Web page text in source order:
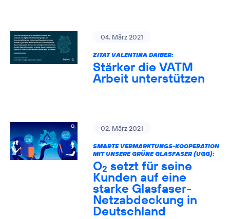
04. März 2021
ZITAT VALENTINA DAIBER:
Stärker die VATM
Arbeit unterstützen
02. März 2021
SMARTE VERMARKTUNGS-KOOPERATION
MIT UNSERE GRÜNE GLASFASER (UGG):
O2 setzt für seine
Kunden auf eine
starke Glasfaser-
Netzabdeckung in
Deutschland